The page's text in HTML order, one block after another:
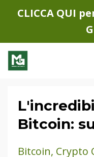
CLICCA QUI
Bitcoin:
Bitcoin Crypto